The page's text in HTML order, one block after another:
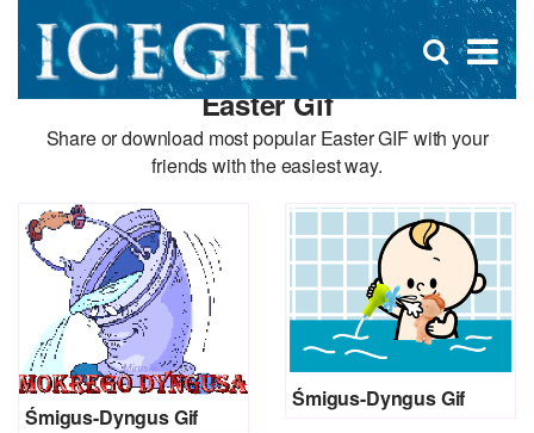
×
Open
search
Easter Gif
Share or download most popular Easter GIF with your
friends with the easiest way.
Śmigus-Dyngus Gif
Śmigus-Dyngus Gif